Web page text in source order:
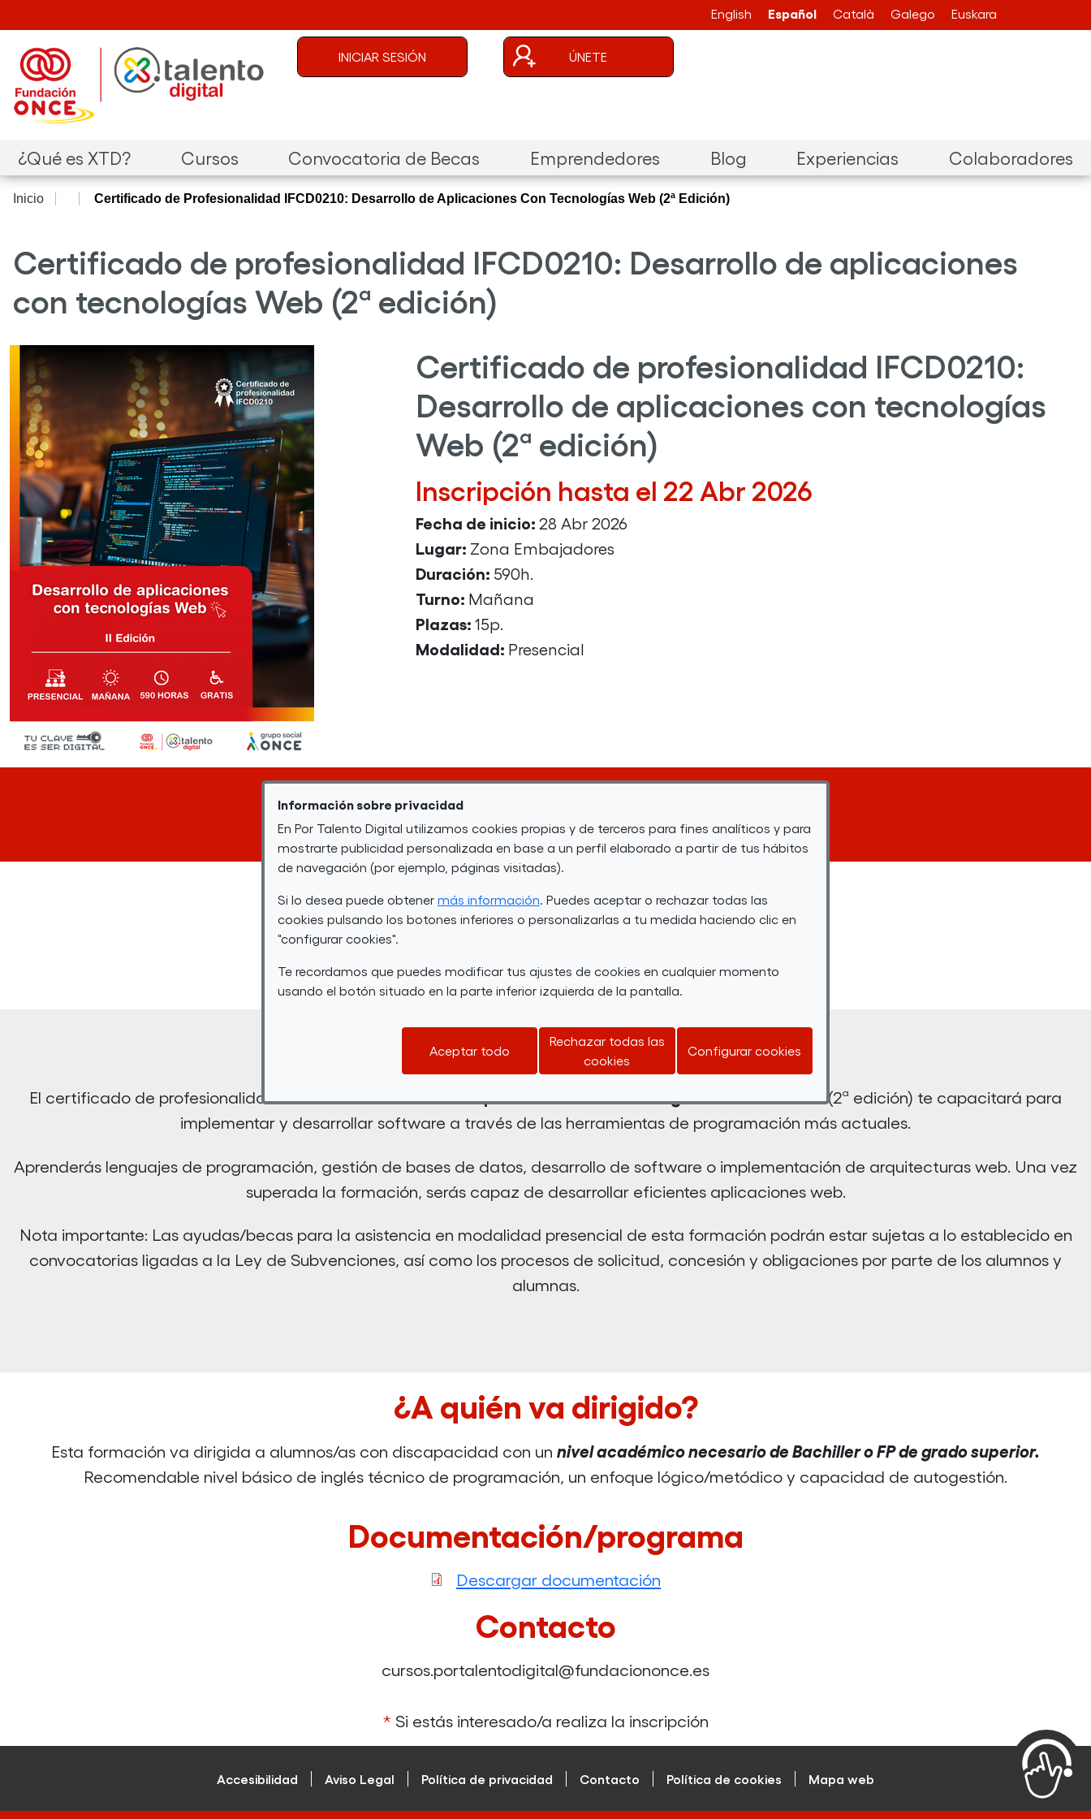
Información sobre privacidad
En Por Talento Digital utilizamos cookies propias y de terceros para fines analíticos y para
mostrarte publicidad personalizada en base a un perfil elaborado a partir de tus hábitos
de navegación (por ejemplo, páginas visitadas).
Si lo desea puede obtener más información . Puedes aceptar o rechazar todas las
cookies pulsando los botones inferiores o personalizarlas a tu medida haciendo clic en
"configurar cookies".
Te recordamos que puedes modificar tus ajustes de cookies en cualquier momento
usando el botón situado en la parte inferior izquierda de la pantalla.
Aceptar todo
Rechazar todas las
cookies
Configurar cookies
English Español Català Galego Euskara
Menú de cuenta de usuario
INICIAR SESIÓN ÚNETE
Navegación principal
¿Qué es XTD? Cursos Convocatoria de Becas Emprendedores Blog Experiencias Colaboradores
Inicio Certificado de Profesionalidad IFCD0210: Desarrollo de Aplicaciones Con Tecnologías Web (2ª Edición)
Certificado de profesionalidad IFCD0210: Desarrollo de aplicaciones
con tecnologías Web (2ª edición)
Certificado de profesionalidad IFCD0210:
Desarrollo de aplicaciones con tecnologías
Web (2ª edición)
Inscripción hasta el 22 Abr 2026
Fecha de inicio: 28 Abr 2026
Lugar: Zona Embajadores
Duración: 590h.
Turno: Mañana
Plazas: 15p.
Modalidad: Presencial
El plazo de inscripción ha finalizado
Requisitos
Bachillerato o Formación Profesional de Grado Superior.
Descripción
El certificado de profesionalidadIFCD0210 "Desarrollo de aplicaciones con tecnologías Web"de nivel 3 (2ª edición) te capacitará para
implementar y desarrollar software a través de las herramientas de programación más actuales.
Aprenderás lenguajes de programación, gestión de bases de datos, desarrollo de software o implementación de arquitecturas web. Una vez
superada la formación, serás capaz de desarrollar eficientes aplicaciones web.
Nota importante: Las ayudas/becas para la asistencia en modalidad presencial de esta formación podrán estar sujetas a lo establecido en
convocatorias ligadas a la Ley de Subvenciones, así como los procesos de solicitud, concesión y obligaciones por parte de los alumnos y
alumnas.
¿A quién va dirigido?
Esta formación va dirigida a alumnos/as con discapacidad con un nivel académico necesario de Bachiller o FP de grado superior.
Recomendable nivel básico de inglés técnico de programación, un enfoque lógico/metódico y capacidad de autogestión.
Documentación/programa
Descargar documentación
Contacto
cursos.portalentodigital@fundaciononce.es
* Si estás interesado/a realiza la inscripción
Accesibilidad Aviso Legal Política de privacidad Contacto Política de cookies Mapa web